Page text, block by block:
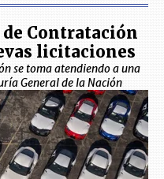
Contratación
licitaciones
se toma atendiendo a una
General de la Nación